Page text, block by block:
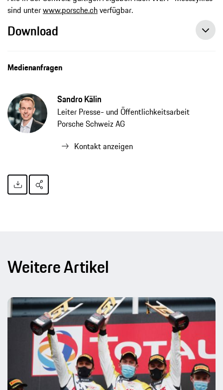
sind unterwww.porsche.chverfügbar.
Download
Medienanfragen
Sandro Kälin
Leiter Presse- und Öffentlichkeitsarbeit
Porsche Schweiz AG
Kontakt anzeigen
Weitere Artikel